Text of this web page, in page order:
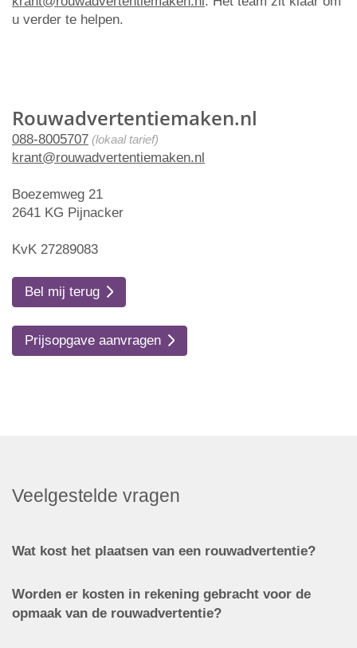
Rouwadvertentiemaken.nl
088-8005707 (lokaal tarief)
krant@rouwadvertentiemaken.nl
Boezemweg 21
2641 KG Pijnacker
KvK 27289083
Bel mij terug
Prijsopgave aanvragen
u verder te helpen.
Veelgestelde vragen
Wat kost het plaatsen van een rouwadvertentie?
Worden er kosten in rekening gebracht voor de
opmaak van de rouwadvertentie?